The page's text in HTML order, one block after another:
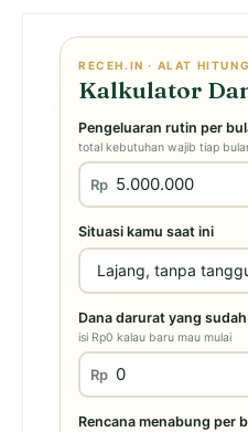
RECEH.IN · ALAT HITUNG
Kalkulator
Pengeluaran rutin per
total kebutuhan wajib tiap
Rp
Situasi kamu saat ini
Dana darurat yang
isi Rp0 kalau baru mau mulai
Rp
Rencana menabung per